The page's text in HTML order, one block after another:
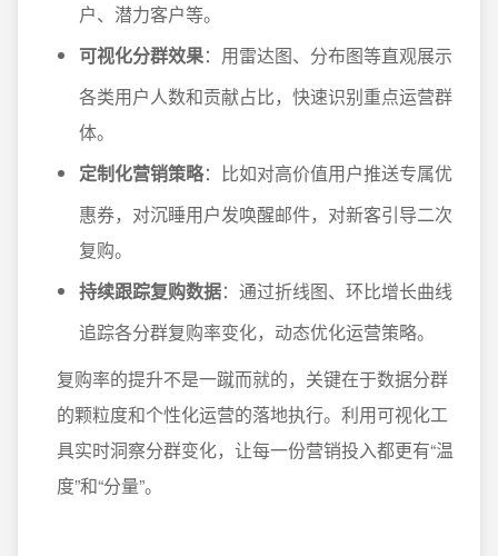
户、潜力客户等。
可视化分群效果：用雷达图、分布图等直观展示
各类用户人数和贡献占比，快速识别重点运营群
体。
定制化营销策略：比如对高价值用户推送专属优
惠券，对沉睡用户发唤醒邮件，对新客引导二次
复购。
持续跟踪复购数据：通过折线图、环比增长曲线
追踪各分群复购率变化，动态优化运营策略。
复购率的提升不是一蹴而就的，关键在于数据分群
的颗粒度和个性化运营的落地执行。利用可视化工
具实时洞察分群变化，让每一份营销投入都更有“温
度”和“分量”。